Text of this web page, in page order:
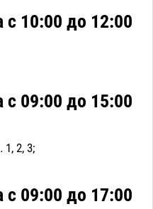
с 10:00 до 12:00
с 09:00 до 15:00
1, 2, 3;
с 09:00 до 17:00